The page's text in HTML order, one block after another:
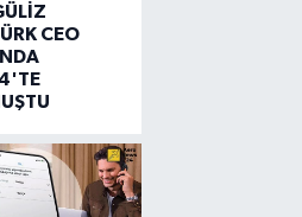
CEO